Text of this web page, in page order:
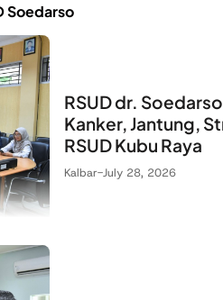
Soedarso
RSUD dr.
Kanker, Jantung,
RSUD Kubu Raya
Kalbar-July 28, 2026